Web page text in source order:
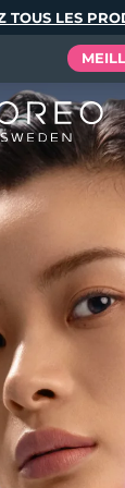
TOUS LES
Profil
Tech Elixir
Set
文